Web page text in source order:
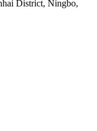
District, Ningbo,